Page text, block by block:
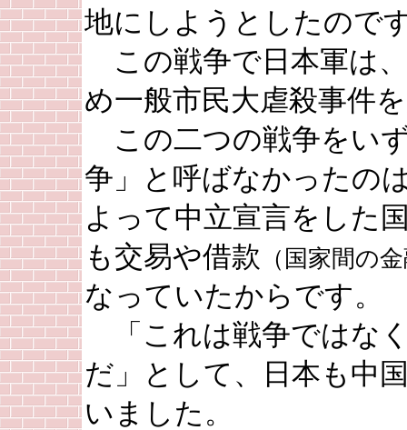
地にしようとしたので
この戦争で日本軍は
め一般市民大虐殺事件
この二つの戦争をい
争」と呼ばなかったの
よって中立宣言をした
も交易や借款 （国家間の
なっていたからです。
「これは戦争ではな
だ」として、日本も中
いました。